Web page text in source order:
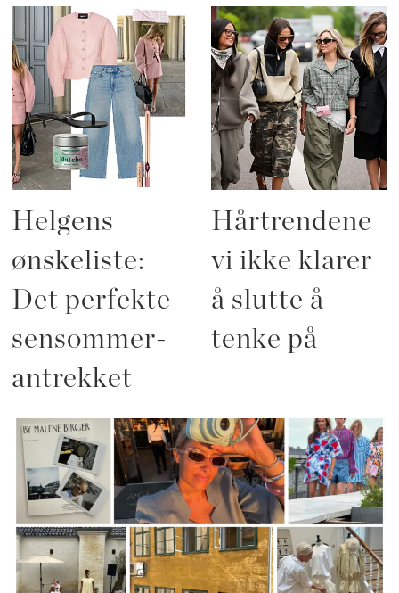
Helgens
ønskeliste:
Det perfekte
sensommer-
antrekket
Hårtrendene
vi ikke klarer
å slutte å
tenke på